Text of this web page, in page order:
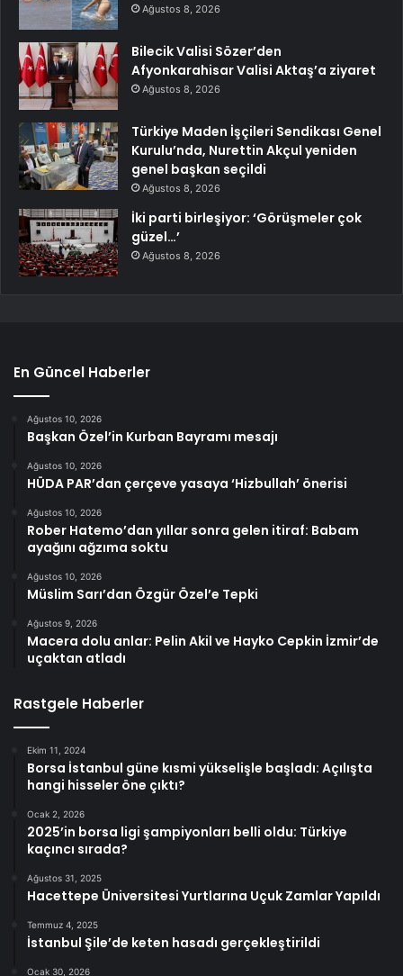
Ağustos 8, 2026
Bilecik Valisi Sözer’den
Afyonkarahisar Valisi Aktaş’a ziyaret
Ağustos 8, 2026
Türkiye Maden İşçileri Sendikası Genel
Kurulu’nda, Nurettin Akçul yeniden
genel başkan seçildi
Ağustos 8, 2026
İki parti birleşiyor: ‘Görüşmeler çok
güzel…’
Ağustos 8, 2026
En Güncel Haberler
Ağustos 10, 2026
Başkan Özel’in Kurban Bayramı mesajı
Ağustos 10, 2026
HÜDA PAR’dan çerçeve yasaya ‘Hizbullah’ önerisi
Ağustos 10, 2026
Rober Hatemo’dan yıllar sonra gelen itiraf: Babam
ayağını ağzıma soktu
Ağustos 10, 2026
Müslim Sarı’dan Özgür Özel’e Tepki
Ağustos 9, 2026
Macera dolu anlar: Pelin Akil ve Hayko Cepkin İzmir’de
uçaktan atladı
Rastgele Haberler
Ekim 11, 2024
Borsa İstanbul güne kısmi yükselişle başladı: Açılışta
hangi hisseler öne çıktı?
Ocak 2, 2026
2025’in borsa ligi şampiyonları belli oldu: Türkiye
kaçıncı sırada?
Ağustos 31, 2025
Hacettepe Üniversitesi Yurtlarına Uçuk Zamlar Yapıldı
Temmuz 4, 2025
İstanbul Şile’de keten hasadı gerçekleştirildi
Ocak 30, 2026